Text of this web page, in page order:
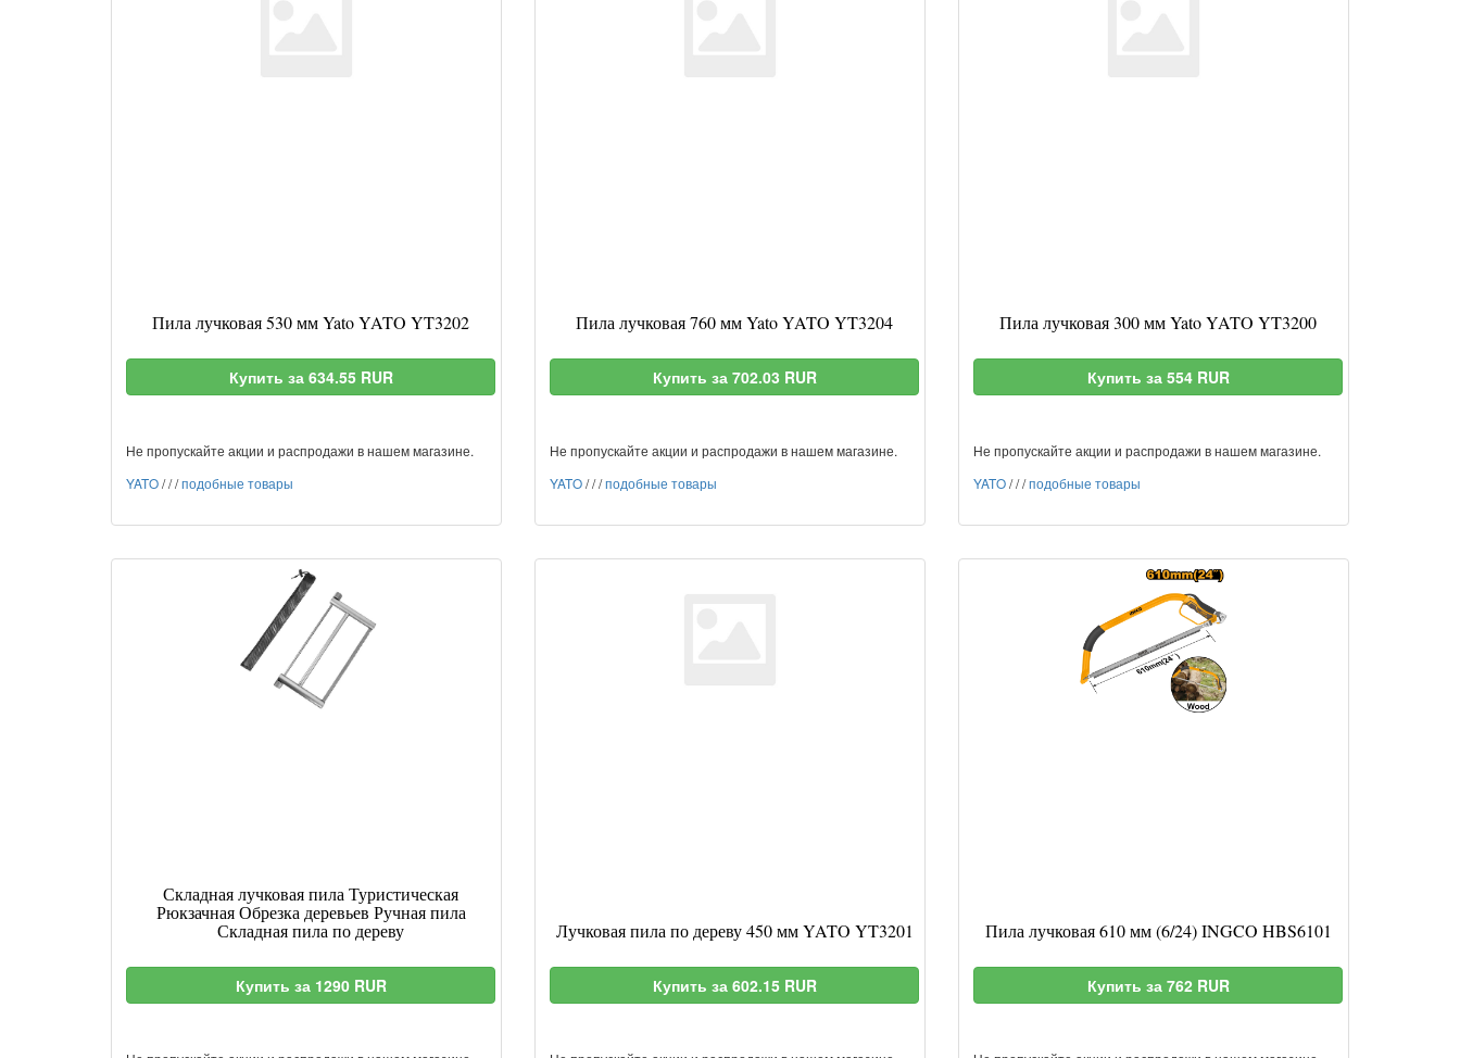
Пила лучковая 530 мм Yato YATO YT3202
Купить за 634.55 RUR
Не пропускайте акции и распродажи в нашем магазине.
YATO///подобные товары
Пила лучковая 760 мм Yato YATO YT3204
Купить за 702.03 RUR
Не пропускайте акции и распродажи в нашем магазине.
YATO///подобные товары
Пила лучковая 300 мм Yato YATO YT3200
Купить за 554 RUR
Не пропускайте акции и распродажи в нашем магазине.
YATO///подобные товары
Складная лучковая пила Туристическая
Рюкзачная Обрезка деревьев Ручная пила
Складная пила по дереву
Купить за 1290 RUR
Лучковая пила по дереву 450 мм YATO YT3201
Купить за 602.15 RUR
Пила лучковая 610 мм (6/24) INGCO HBS6101
Купить за 762 RUR